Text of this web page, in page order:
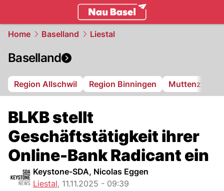
Home Baselland Liestal
Baselland
Region Allschwil Region Binningen Muttenz
BLKB stellt
Geschäftstätigkeit ihrer
Online-Bank Radicant ein
Keystone-SDA, Nicolas Eggen
Liestal, 11.11.2025 - 09:39